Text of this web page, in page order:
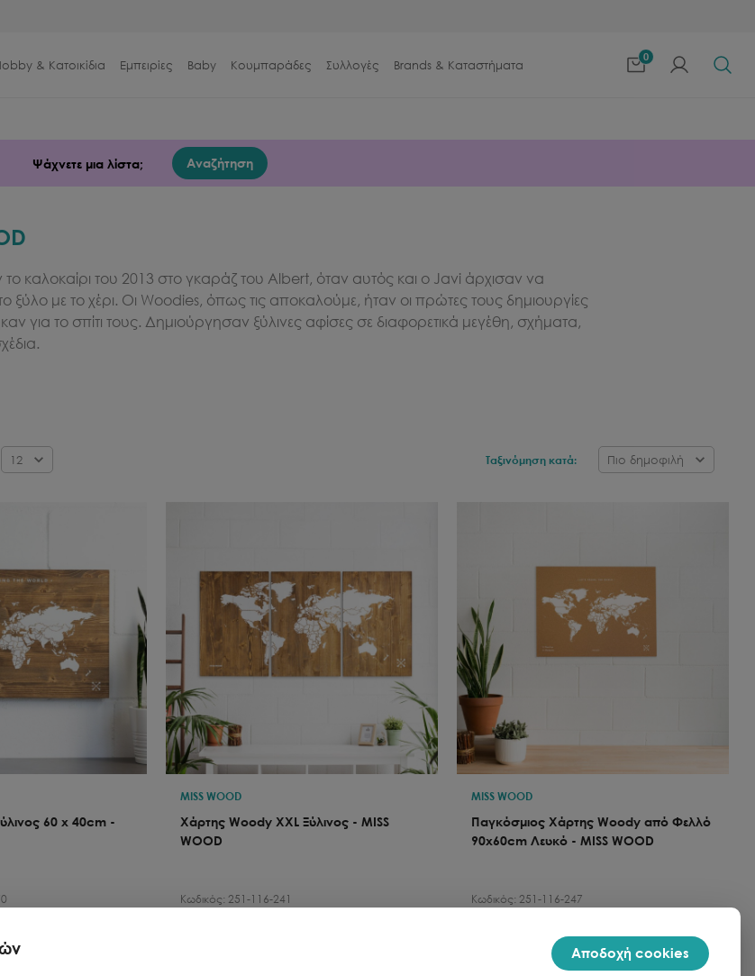
& Κατοικίδια Εμπειρίες Baby Κουμπαράδες Συλλογές Brands & Καταστήματα
0
Ψάχνετε μια λίστα; Αναζήτηση
καλοκαίρι του 2013 στο γκαράζ του Albert, όταν αυτός και ο Javi άρχισαν να
ξύλο με το χέρι. Οι Woodies, όπως τις αποκαλούμε, ήταν οι πρώτες τους δημιουργίες
για το σπίτι τους. Δημιούργησαν ξύλινες αφίσες σε διαφορετικά μεγέθη, σχήματα,
12 Ταξινόμηση κατά: Πιο δημοφιλή
60 x 40cm -
MISS WOOD
Χάρτης Woody XXL Ξύλινος - MISS
WOOD
Κωδικός: 251-116-241
MISS WOOD
Παγκόσμιος Χάρτης Woody από Φελλό
90x60cm Λευκό - MISS WOOD
Κωδικός: 251-116-247
Ποσότητα
Αποδοχή cookies